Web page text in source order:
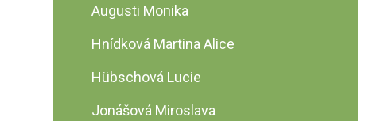
Augusti Monika
Hnídková Martina Alice
Hübschová Lucie
Jonášová Miroslava